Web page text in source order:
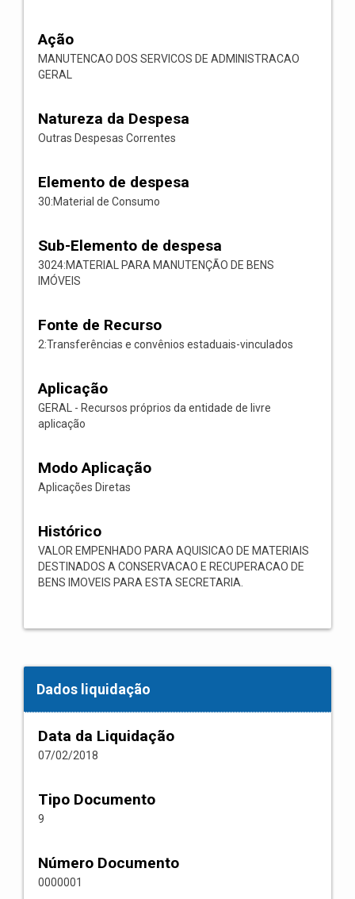
Ação
MANUTENCAO DOS SERVICOS DE ADMINISTRACAO
GERAL
Natureza da Despesa
Outras Despesas Correntes
Elemento de despesa
30:Material de Consumo
Sub-Elemento de despesa
3024:MATERIAL PARA MANUTENÇÃO DE BENS
IMÓVEIS
Fonte de Recurso
2:Transferências e convênios estaduais-vinculados
Aplicação
GERAL - Recursos próprios da entidade de livre
aplicação
Modo Aplicação
Aplicações Diretas
Histórico
VALOR EMPENHADO PARA AQUISICAO DE MATERIAIS
DESTINADOS A CONSERVACAO E RECUPERACAO DE
BENS IMOVEIS PARA ESTA SECRETARIA.
Dados liquidação
Data da Liquidação
07/02/2018
Tipo Documento
9
Número Documento
0000001